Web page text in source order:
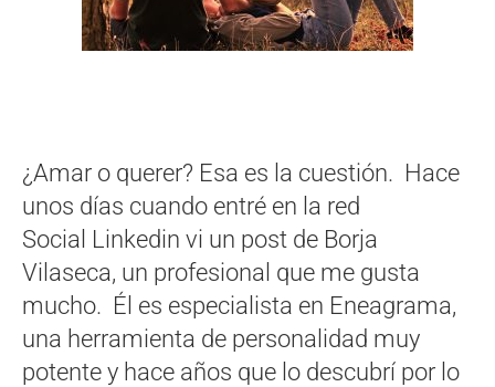
¿Amar o querer? Esa es la cuestión. Hace
unos días cuando entré en la red
Social Linkedin vi un post de Borja
Vilaseca, un profesional que me gusta
mucho. Él es especialista en Eneagrama,
una herramienta de personalidad muy
potente y hace años que lo descubrí por lo